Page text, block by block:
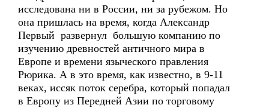
исследована ни в России, ни за рубежом. Но
она пришлась на время, когда Александр
Первый развернул большую компанию по
изучению древностей античного мира в
Европе и времени языческого правления
Рюрика. А в это время, как известно, в 9-11
веках, иссяк поток серебра, который попадал
в Европу из Передней Азии по торговому